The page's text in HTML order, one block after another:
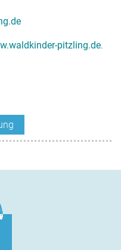
pitzling.de.